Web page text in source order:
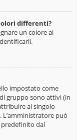
differenti?
un colore ai
impostato come
gruppo sono attivi (in
al singolo
può
dal